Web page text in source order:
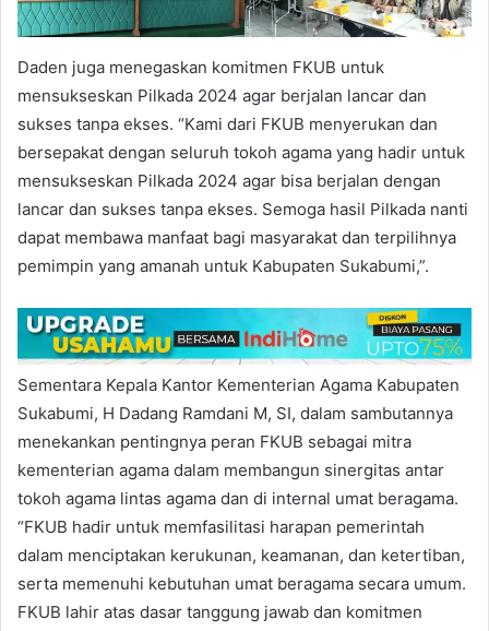
Daden juga menegaskan komitmen FKUB untuk
mensukseskan Pilkada 2024 agar berjalan lancar dan
sukses tanpa ekses. “Kami dari FKUB menyerukan dan
bersepakat dengan seluruh tokoh agama yang hadir untuk
mensukseskan Pilkada 2024 agar bisa berjalan dengan
lancar dan sukses tanpa ekses. Semoga hasil Pilkada nanti
dapat membawa manfaat bagi masyarakat dan terpilihnya
pemimpin yang amanah untuk Kabupaten Sukabumi,”.
Sementara Kepala Kantor Kementerian Agama Kabupaten
Sukabumi, H Dadang Ramdani M, SI, dalam sambutannya
menekankan pentingnya peran FKUB sebagai mitra
kementerian agama dalam membangun sinergitas antar
tokoh agama lintas agama dan di internal umat beragama.
“FKUB hadir untuk memfasilitasi harapan pemerintah
dalam menciptakan kerukunan, keamanan, dan ketertiban,
serta memenuhi kebutuhan umat beragama secara umum.
FKUB lahir atas dasar tanggung jawab dan komitmen